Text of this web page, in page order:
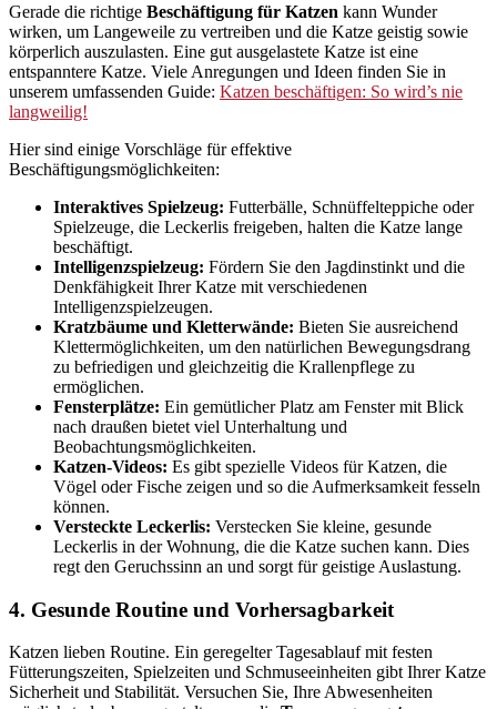
Gerade die richtige Beschäftigung für Katzen kann Wunder
wirken, um Langeweile zu vertreiben und die Katze geistig sowie
körperlich auszulasten. Eine gut ausgelastete Katze ist eine
entspanntere Katze. Viele Anregungen und Ideen finden Sie in
unserem umfassenden Guide: Katzen beschäftigen: So wird’s nie
langweilig!
Hier sind einige Vorschläge für effektive
Beschäftigungsmöglichkeiten:
Interaktives Spielzeug: Futterbälle, Schnüffelteppiche oder
Spielzeuge, die Leckerlis freigeben, halten die Katze lange
beschäftigt.
Intelligenzspielzeug: Fördern Sie den Jagdinstinkt und die
Denkfähigkeit Ihrer Katze mit verschiedenen
Intelligenzspielzeugen.
Kratzbäume und Kletterwände: Bieten Sie ausreichend
Klettermöglichkeiten, um den natürlichen Bewegungsdrang
zu befriedigen und gleichzeitig die Krallenpflege zu
ermöglichen.
Fensterplätze: Ein gemütlicher Platz am Fenster mit Blick
nach draußen bietet viel Unterhaltung und
Beobachtungsmöglichkeiten.
Katzen-Videos: Es gibt spezielle Videos für Katzen, die
Vögel oder Fische zeigen und so die Aufmerksamkeit fesseln
können.
Versteckte Leckerlis: Verstecken Sie kleine, gesunde
Leckerlis in der Wohnung, die die Katze suchen kann. Dies
regt den Geruchssinn an und sorgt für geistige Auslastung.
4. Gesunde Routine und Vorhersagbarkeit
Katzen lieben Routine. Ein geregelter Tagesablauf mit festen
Fütterungszeiten, Spielzeiten und Schmuseeinheiten gibt Ihrer Katze
Sicherheit und Stabilität. Versuchen Sie, Ihre Abwesenheiten